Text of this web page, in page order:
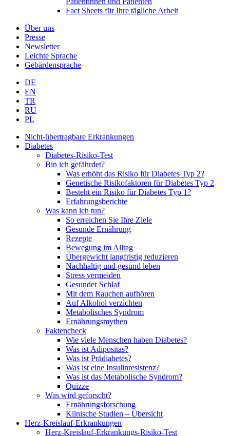
Fact Sheets für Ihre tägliche Arbeit
Über uns
Presse
Newsletter
Leichte Sprache
Gebärdensprache
DE
EN
TR
RU
PL
Nicht-übertragbare Erkrankungen
Diabetes
Diabetes-Risiko-Test
Bin ich gefährdet?
Was erhöht das Risiko für Diabetes Typ 2?
Genetische Risikofaktoren für Diabetes Typ 2
Besteht ein Risiko für Diabetes Typ 1?
Erfahrungsberichte
Was kann ich tun?
So erreichen Sie Ihre Ziele
Gesunde Ernährung
Rezepte
Bewegung im Alltag
Übergewicht langfristig reduzieren
Nachhaltig und gesund leben
Stress vermeiden
Gesunder Schlaf
Mit dem Rauchen aufhören
Auf Alkohol verzichten
Metabolisches Syndrom
Ernährungsmythen
Faktencheck
Wie viele Menschen haben Diabetes?
Was ist Adipositas?
Was ist Prädiabetes?
Was ist eine Insulinresistenz?
Was ist das Metabolische Syndrom?
Quizze
Was wird geforscht?
Ernährungsforschung
Klinische Studien – Übersicht
Herz-Kreislauf-Erkrankungen
Herz-Kreislauf-Erkrankungs-Risiko-Test